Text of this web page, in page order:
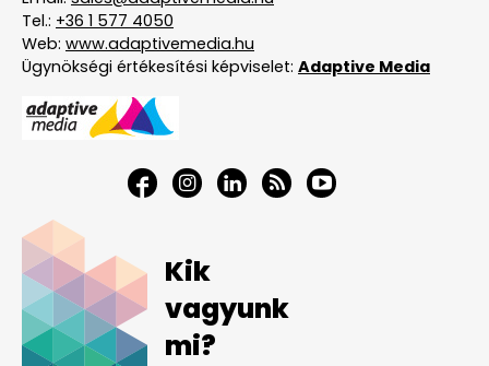
Tel.: +36 1 577 4050
Web: www.adaptivemedia.hu
Ügynökségi értékesítési képviselet: Adaptive Media
Kik
vagyunk
mi?